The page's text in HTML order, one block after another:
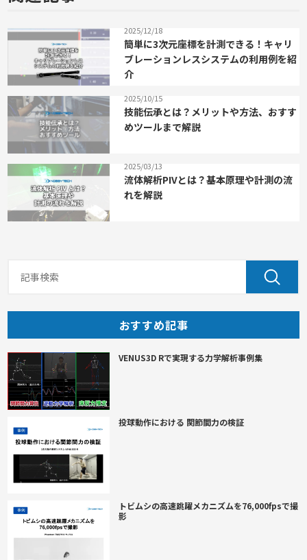
2025/12/18
簡単に3次元座標を計測できる！キャリ
ブレーションレスシステムの利用例を紹
介
2025/10/15
技能伝承とは？メリットや方法、おすす
めツールまで解説
2025/03/13
流体解析PIVとは？基本原理や計測の流
れを解説
おすすめ記事
VENUS3D Rで実現する力学解析事例集
投球動作における 関節間力の検証
トビムシの高速跳躍メカニズムを76,000fpsで撮
影